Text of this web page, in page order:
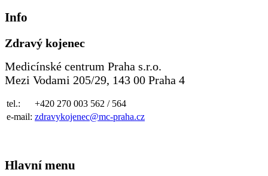
Info
Zdravý kojenec
Medicínské centrum Praha s.r.o.
Mezi Vodami 205/29, 143 00 Praha 4
tel.:
+420 270 003 562 / 564
e-mail: zdravykojenec@mc-praha.cz
Hlavní menu